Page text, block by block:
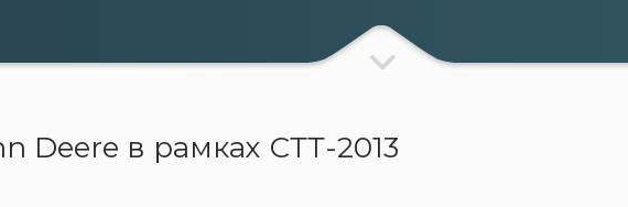
Deere в рамках СТТ-2013